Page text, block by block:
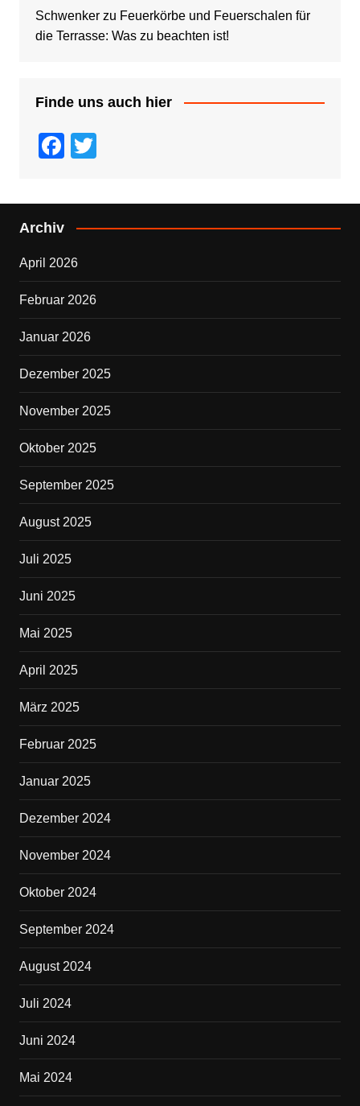
Schwenkerzu Feuerkörbe und Feuerschalen für
die Terrasse: Was zu beachten ist!
Finde uns auch hier
F
c
e
o
o
k
T
tt
er
Archiv
April 2026
Februar 2026
Januar 2026
Dezember 2025
November 2025
Oktober 2025
September 2025
August 2025
Juli 2025
Juni 2025
Mai 2025
April 2025
März 2025
Februar 2025
Januar 2025
Dezember 2024
November 2024
Oktober 2024
September 2024
August 2024
Juli 2024
Juni 2024
Mai 2024